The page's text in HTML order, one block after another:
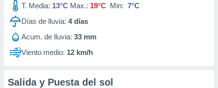
de
1199
T. Media: 13°C Max.: 19°C Min: 7°C
Días de lluvia: 4días
Acum. de lluvia: 33 mm
Viento medio: 12 km/h
Salida y Puesta del sol